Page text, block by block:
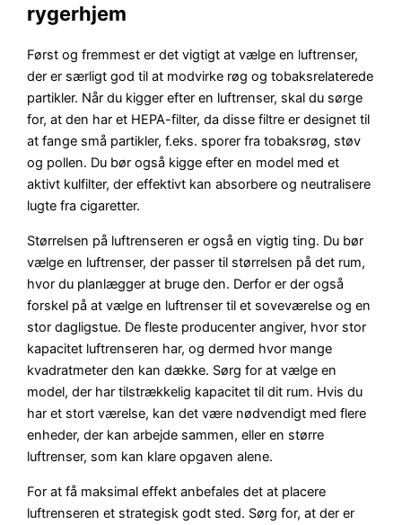
rygerhjem
Først og fremmest er det vigtigt at vælge en luftrenser,
der er særligt god til at modvirke røg og tobaksrelaterede
partikler. Når du kigger efter en luftrenser, skal du sørge
for, at den har et HEPA-filter, da disse filtre er designet til
at fange små partikler, f.eks. sporer fra tobaksrøg, støv
og pollen. Du bør også kigge efter en model med et
aktivt kulfilter, der effektivt kan absorbere og neutralisere
lugte fra cigaretter.
Størrelsen på luftrenseren er også en vigtig ting. Du bør
vælge en luftrenser, der passer til størrelsen på det rum,
hvor du planlægger at bruge den. Derfor er der også
forskel på at vælge en luftrenser til et soveværelse og en
stor dagligstue. De fleste producenter angiver, hvor stor
kapacitet luftrenseren har, og dermed hvor mange
kvadratmeter den kan dække. Sørg for at vælge en
model, der har tilstrækkelig kapacitet til dit rum. Hvis du
har et stort værelse, kan det være nødvendigt med flere
enheder, der kan arbejde sammen, eller en større
luftrenser, som kan klare opgaven alene.
For at få maksimal effekt anbefales det at placere
luftrenseren et strategisk godt sted. Sørg for, at der er